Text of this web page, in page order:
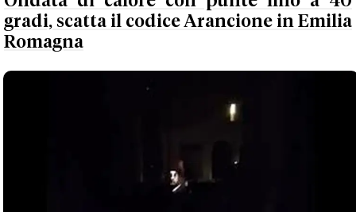
gradi, scatta il codice Arancione in Emilia
Romagna